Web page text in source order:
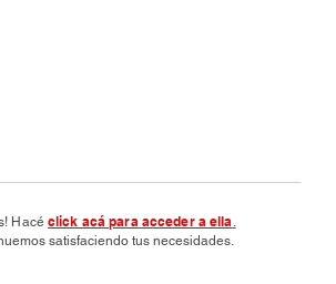
Hacéclick acá para acceder a ella.
satisfaciendo tus necesidades.